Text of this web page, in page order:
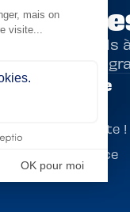
appels
notre
Villa Formose
Adoptez un artiste !
Lieux de résidence